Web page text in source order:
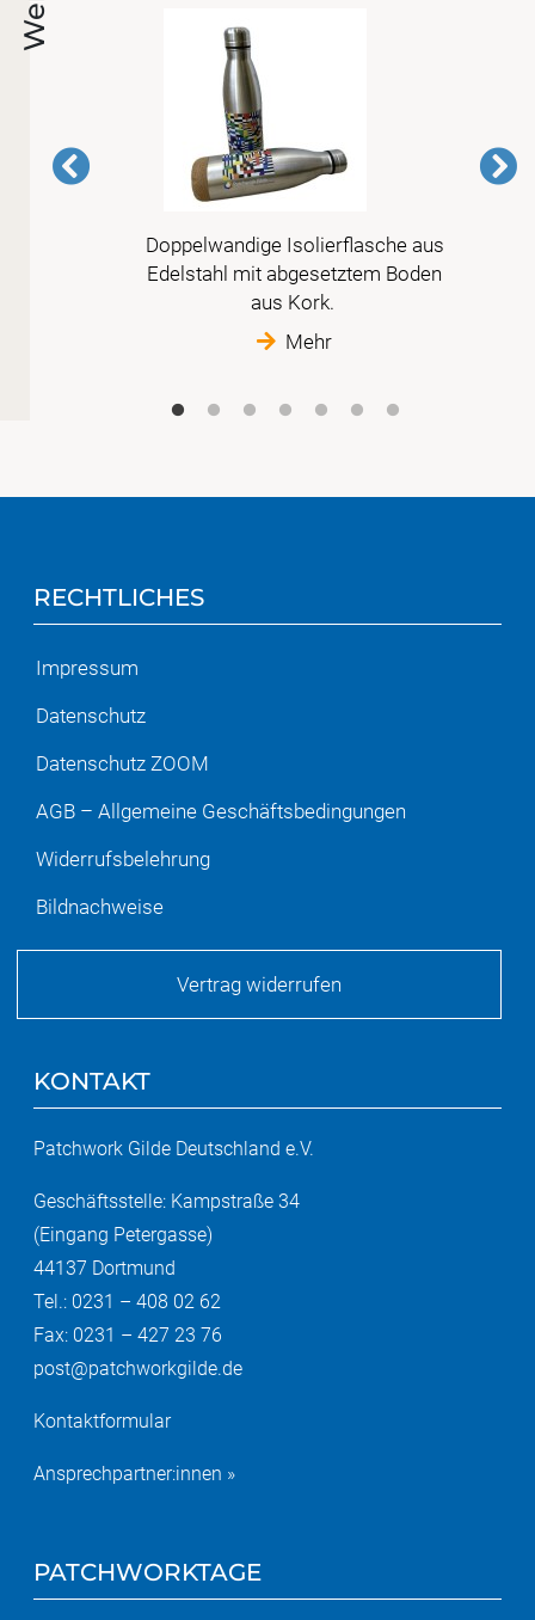
Doppelwandige Isolierflasche aus
Edelstahl mit abgesetztem Boden
aus Kork.
Mehr
RECHTLICHES
Impressum
Datenschutz
Datenschutz ZOOM
AGB – Allgemeine Geschäftsbedingungen
Widerrufsbelehrung
Bildnachweise
Vertrag widerrufen
KONTAKT
Patchwork Gilde Deutschland e.V.
Geschäftsstelle: Kampstraße 34
(Eingang Petergasse)
44137 Dortmund
Tel.: 0231 – 408 02 62
Fax: 0231 – 427 23 76
post@patchworkgilde.de
Kontaktformular
Ansprechpartner:innen »
PATCHWORKTAGE